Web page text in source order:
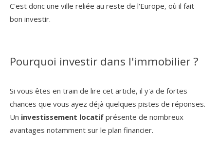
C'est donc une ville reliée au reste de l'Europe, où il fait
bon investir.
Pourquoi investir dans l'immobilier ?
Si vous êtes en train de lire cet article, il y'a de fortes
chances que vous ayez déjà quelques pistes de réponses.
Un investissement locatif présente de nombreux
avantages notamment sur le plan financier.